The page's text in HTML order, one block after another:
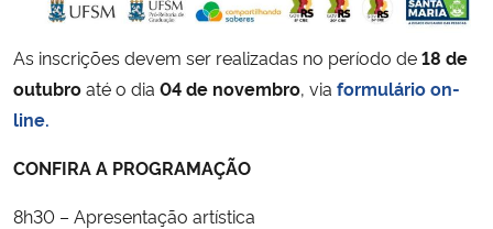
As inscrições devem ser realizadas no período de18 de
outubroaté o dia 04 de novembro, via formulário on-
line.
CONFIRA A PROGRAMAÇÃO
8h30 – Apresentação artística